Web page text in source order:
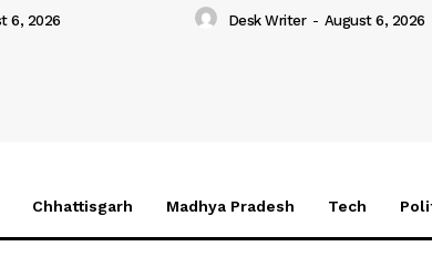
6, 2026 Desk Writer - August 6, 2026
Chhattisgarh Madhya Pradesh Tech